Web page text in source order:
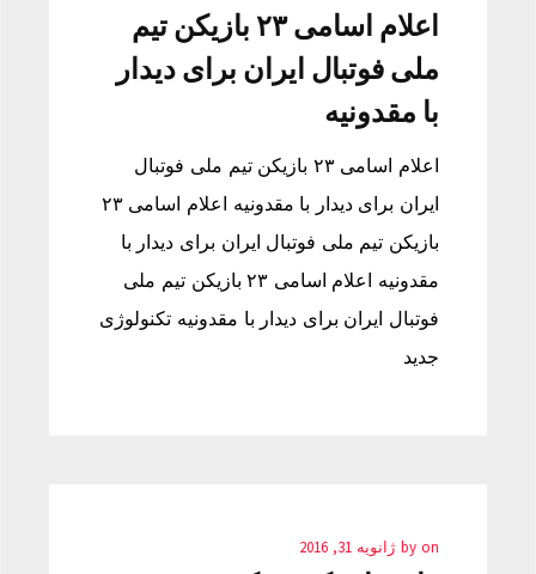
اعلام اسامی ۲۳ بازیکن تیم
ملی فوتبال ایران برای دیدار
با مقدونیه
اعلام اسامی ۲۳ بازیکن تیم ملی فوتبال
ایران برای دیدار با مقدونیه اعلام اسامی ۲۳
بازیکن تیم ملی فوتبال ایران برای دیدار با
مقدونیه اعلام اسامی ۲۳ بازیکن تیم ملی
فوتبال ایران برای دیدار با مقدونیه تکنولوژی
جدید
by on ژانویه 31, 2016